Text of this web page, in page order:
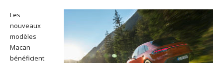
Les
nouveaux
modèles
Macan
bénéficient